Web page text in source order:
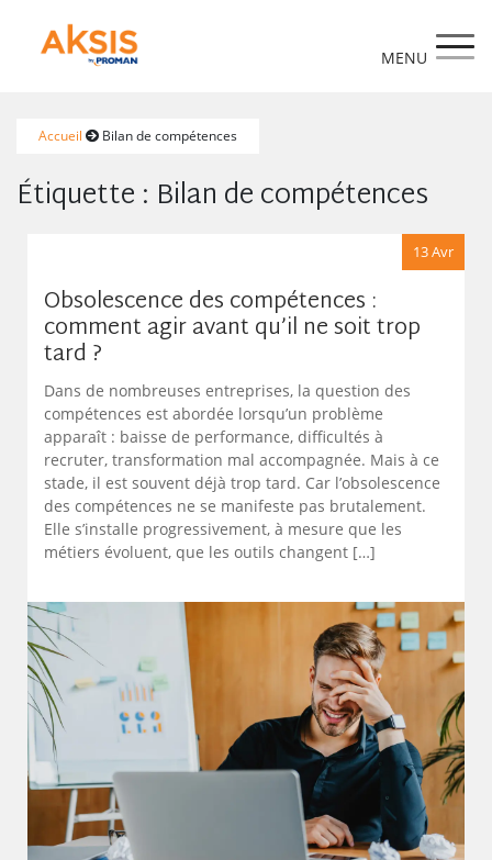
Accueil Bilan de compétences
Étiquette : Bilan de compétences
13 Avr
Obsolescence des compétences :
comment agir avant qu’il ne soit trop
tard ?
Dans de nombreuses entreprises, la question des
compétences est abordée lorsqu’un problème
apparaît : baisse de performance, difficultés à
recruter, transformation mal accompagnée. Mais à ce
stade, il est souvent déjà trop tard. Car l’obsolescence
des compétences ne se manifeste pas brutalement.
Elle s’installe progressivement, à mesure que les
métiers évoluent, que les outils changent […]